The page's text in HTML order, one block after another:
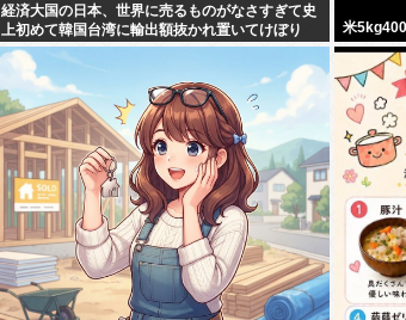
経済大国の日本、世界に売るものがなさすぎて史
上初めて韓国台湾に輸出額抜かれ置いてけぼり
米